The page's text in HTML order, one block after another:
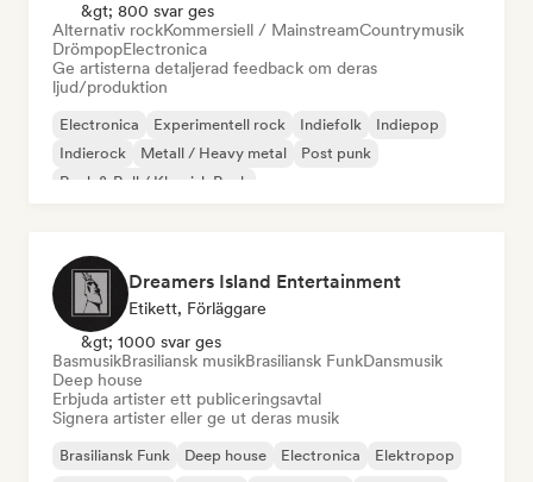
&gt; 800 svar ges
Alternativ rockKommersiell / MainstreamCountrymusik
DrömpopElectronica
Ge artisterna detaljerad feedback om deras
ljud/produktion
Electronica Experimentell rock Indiefolk
Indiepop
Indierock
Metall / Heavy metal
Post punk
Rock & Roll / Klassisk Rock
Dreamers Island Entertainment
Etikett, Förläggare
&gt; 1000 svar ges
BasmusikBrasiliansk musikBrasiliansk FunkDansmusik
Deep house
Erbjuda artister ett publiceringsavtal
Signera artister eller ge ut deras musik
Brasiliansk Funk Deep house Electronica
Elektropop